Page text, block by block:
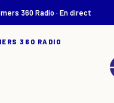
360 Radio · En direct
360 RADIO